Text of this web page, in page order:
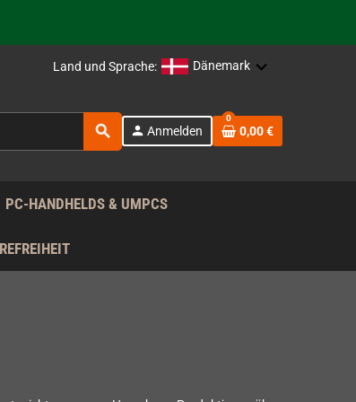
Land und Sprache: Dänemark
search person Anmelden
0
0,00 €
PC-HANDHELDS & UMPCS